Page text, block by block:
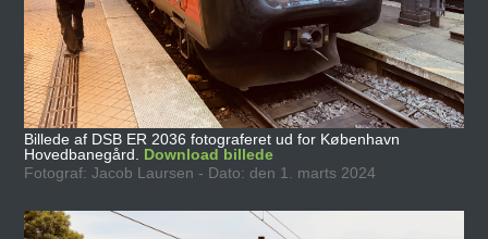
Billede af DSB ER 2036 fotograferet ud for København
Hovedbanegård. Download billede
Fotograf: Jacob Laursen - Dato: den 1. marts 2024